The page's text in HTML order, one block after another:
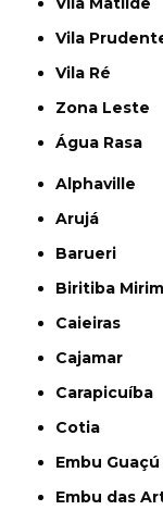
Vila
Vila Ré
Zona Leste
Água Rasa
Alphaville
Arujá
Barueri
Biritiba Mirim
Caieiras
Cajamar
Carapicuíba
Cotia
Embu Guaçú
Embu das